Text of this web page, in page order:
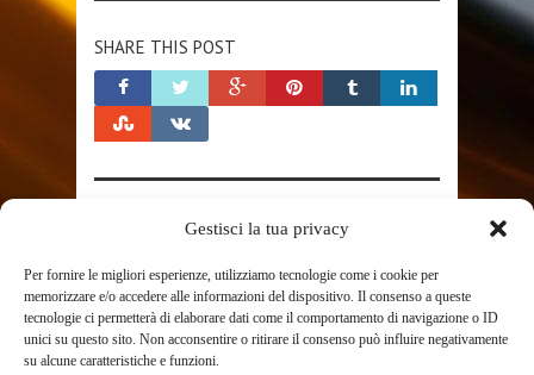
Gestisci la tua privacy
Per fornire le migliori esperienze, utilizziamo tecnologie come i cookie per
memorizzare e/o accedere alle informazioni del dispositivo. Il consenso a queste
tecnologie ci permetterà di elaborare dati come il comportamento di navigazione o ID
unici su questo sito. Non acconsentire o ritirare il consenso può influire negativamente
su alcune caratteristiche e funzioni.
SHARE THIS POST
RELATED POSTS